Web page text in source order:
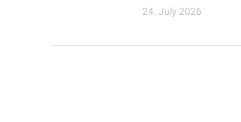
24. July 2026